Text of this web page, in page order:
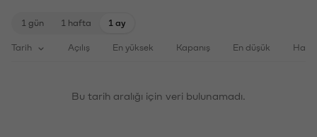
1 gün 1 hafta 1 ay
Tarih Açılış En yüksek Kapanış En düşük
Bu tarih aralığı için veri bulunamadı.